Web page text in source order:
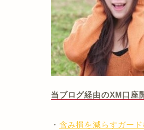
当ブログ経由のXM口座
・ 含み損を減らすガー